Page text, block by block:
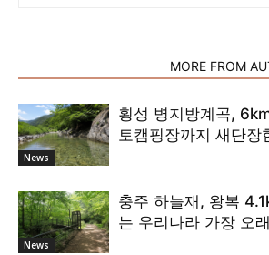
MORE FROM
News
횡성 병지방계곡,
토캠핑장까지 새단장
News
충주 하늘재, 왕복
는 우리나라 가장 오